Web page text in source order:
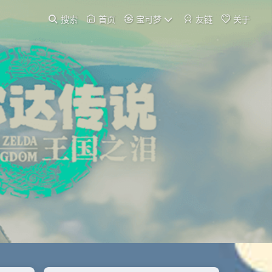
搜索 首页 宝可梦 友链 关于